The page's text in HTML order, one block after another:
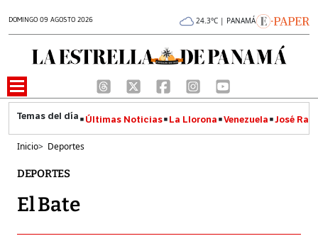
DOMINGO 09 AGOSTO 2026 24.3°C | PANAMÁ
Últimas Noticias La Llorona Venezuela José
Inicio> Deportes
DEPORTES
El Bate